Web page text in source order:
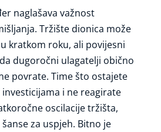
naglašava važnost
Tržište dionica može
kratkom roku, ali povijesni
dugoročni ulagatelji obično
povrate. Time što ostajete
i ne reagirate
oscilacije tržišta,
za uspjeh. Bitno je